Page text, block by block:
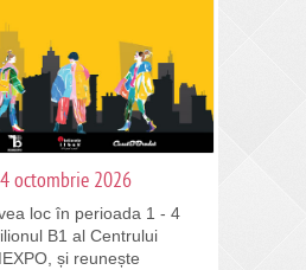
octombrie 2026
loc în perioada 1 - 4
B1 al Centrului
și reunește